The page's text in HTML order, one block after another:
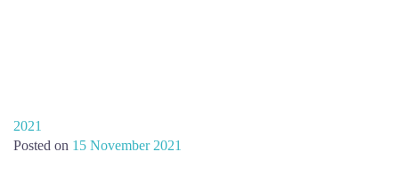
2021
Posted on 15 November 2021